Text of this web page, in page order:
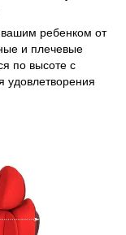
вашим ребенком от
и плечевые
по высоте с
удовлетворения